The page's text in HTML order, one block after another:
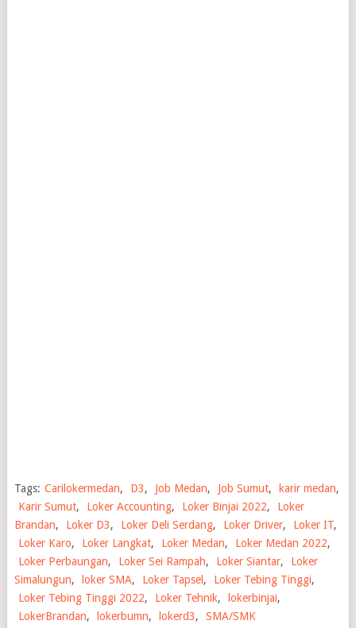
Tags: Carilokermedan, D3, Job Medan, Job Sumut, karir medan,
Karir Sumut, Loker Accounting, Loker Binjai 2022,
Loker
Brandan, Loker D3, Loker Deli Serdang, Loker Driver, Loker IT,
Loker Karo, Loker Langkat, Loker Medan, Loker Medan 2022,
Loker Perbaungan, Loker Sei Rampah, Loker Siantar,
Loker
Simalungun, loker SMA, Loker Tapsel , Loker Tebing Tinggi,
Loker Tebing Tinggi 2022, Loker Tehnik, lokerbinjai,
LokerBrandan, lokerbumn, lokerd3, SMA/SMK